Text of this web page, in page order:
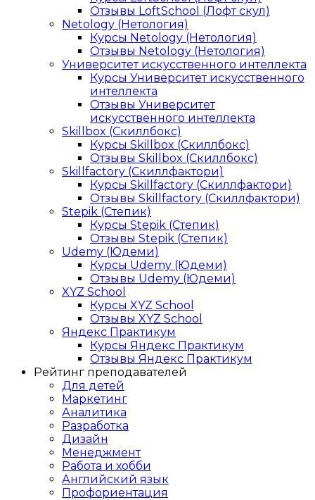
Отзывы LoftSchool (Лофт скул)
Netology (Нетология)
Курсы Netology (Нетология)
Отзывы Netology (Нетология)
Университет искусственного интеллекта
Курсы Университет искусственного
интеллекта
Отзывы Университет
искусственного интеллекта
Skillbox (Скиллбокс)
Курсы Skillbox (Скиллбокс)
Отзывы Skillbox (Скиллбокс)
Skillfactory (Скиллфактори)
Курсы Skillfactory (Скиллфактори)
Отзывы Skillfactory (Скиллфактори)
Stepik (Степик)
Курсы Stepik (Степик)
Отзывы Stepik (Степик)
Udemy (Юдеми)
Курсы Udemy (Юдеми)
Отзывы Udemy (Юдеми)
XYZ School
Курсы XYZ School
Отзывы XYZ School
Яндекс Практикум
Курсы Яндекс Практикум
Отзывы Яндекс Практикум
Рейтинг преподавателей
Для детей
Маркетинг
Аналитика
Разработка
Дизайн
Менеджмент
Работа и хобби
Английский язык
Профориентация